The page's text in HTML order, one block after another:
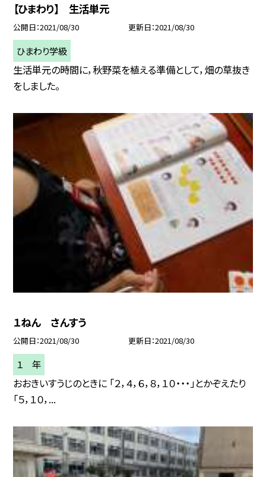
【ひまわり】 生活単元
公開日 2021/08/30 更新日 2021/08/30
ひまわり学級
生活単元の時間に，秋野菜を植える準備として，畑の草抜き
をしました。
１ねん さんすう
公開日 2021/08/30 更新日 2021/08/30
１ 年
おおきいすうじのときに 「２，４，６，８，１０・・・」とかぞえたり
「５，１０，...